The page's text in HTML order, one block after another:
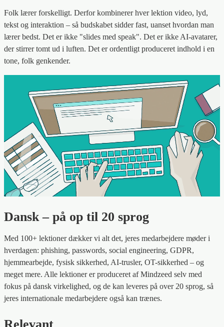
Folk lærer forskelligt. Derfor kombinerer hver lektion video, lyd,
tekst og interaktion – så budskabet sidder fast, uanset hvordan man
lærer bedst. Det er ikke "slides med speak". Det er ikke AI-avatarer,
der stirrer tomt ud i luften. Det er ordentligt produceret indhold i en
tone, folk genkender.
Dansk – på op til 20 sprog
Med 100+ lektioner dækker vi alt det, jeres medarbejdere møder i
hverdagen: phishing, passwords, social engineering, GDPR,
hjemmearbejde, fysisk sikkerhed, AI-trusler, OT-sikkerhed – og
meget mere. Alle lektioner er produceret af Mindzeed selv med
fokus på dansk virkelighed, og de kan leveres på over 20 sprog, så
jeres internationale medarbejdere også kan trænes.